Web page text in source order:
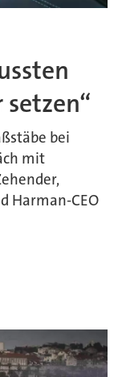
bei
mit
Harman-CEO